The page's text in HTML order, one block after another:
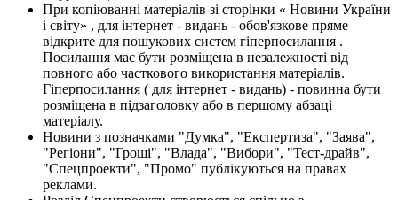
При копіюванні матеріалів зі сторінки « Новини України
і світу» , для інтернет - видань - обов'язкове пряме
відкрите для пошукових систем гіперпосилання .
Посилання має бути розміщена в незалежності від
повного або часткового використання матеріалів.
Гіперпосилання ( для інтернет - видань) - повинна бути
розміщена в підзаголовку або в першому абзаці
матеріалу.
Новини з позначками "Думка", "Експертиза", "Заява",
"Регіони", "Гроші", "Влада", "Вибори", "Тест-драйв",
"Спецпроекти", "Промо" публікуються на правах
реклами.